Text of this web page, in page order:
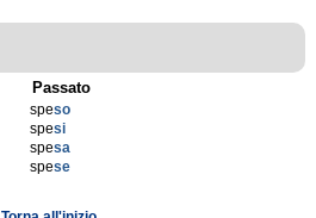
Passato
speso
spesi
spesa
spese